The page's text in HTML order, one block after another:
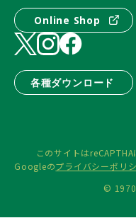
Online Shop
各種ダウンロード
このサイトはreCAPTHA
Googleのプライバシーポリ
© 1970